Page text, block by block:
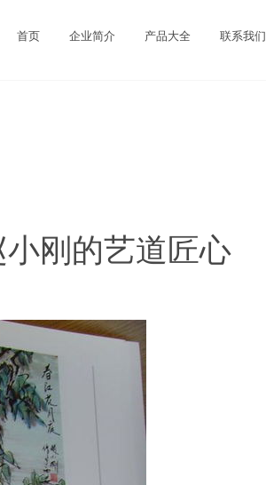
首页 企业简介 产品大全 联系我们
刚的艺道匠心